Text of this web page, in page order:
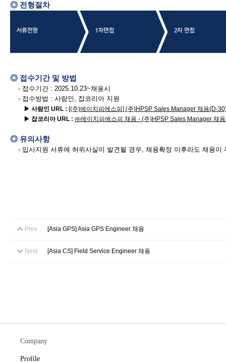
◎ 전형절차
◎ 접수기간 및 방법
- 접수기간 : 2025.10.23~채용시
- 접수방법 : 사람인, 잡코리아 지원
▶ 사람인 URL : [(주)에이치피에스피] (주)HPSP Sales Manager 채용(D-
▶ 잡코리아 URL : ㈜에이치피에스피 채용 - (주)HPSP Sales Manager 채
◎ 유의사항
- 입사지원 서류에 허위사실이 발견될 경우, 채용확정 이후라도 채용이
Prev [Asia GPS] Asia GPS Engineer 채용
Next [Asia CS] Field Service Engineer 채용
Company
Profile